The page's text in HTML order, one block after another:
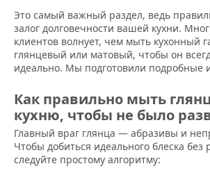
Это самый важный раздел, ведь
залог долговечности вашей кухни.
клиентов волнует, чем мыть кухонный
глянцевый или матовый, чтобы он
идеально. Мы подготовили подробные
Как правильно мыть
кухню, чтобы не было
Главный враг глянца — абразивы и
Чтобы добиться идеального блеска без
следуйте простому алгоритму: